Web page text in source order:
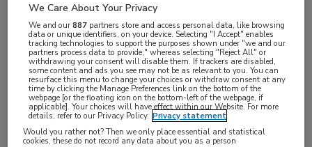
Vakgebieden:
Infectieziekten
Aandachtsgebieden:
Antibioticaresistentie
We Care About Your Privacy
We and our887 partners store and access personal data, like browsing
data or unique identifiers, on your device. Selecting "I Accept" enables
tracking technologies to support the purposes shown under "we and our
partners process data to provide," whereas selecting "Reject All" or
withdrawing your consent will disable them. If trackers are disabled,
some content and ads you see may not be as relevant to you. You can
resurface this menu to change your choices or withdraw consent at any
time by clicking the Manage Preferences link on the bottom of the
webpage [or the floating icon on the bottom-left of the webpage, if
applicable]. Your choices will have effect within our Website. For more
details, refer to our Privacy Policy. Privacy statement
Would you rather not? Then we only place essential and statistical
cookies, these do not record any data about you as a person